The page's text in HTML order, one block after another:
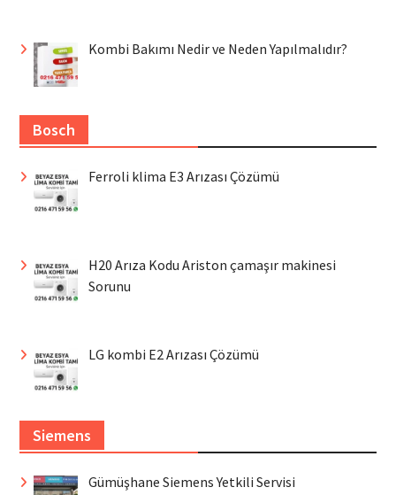
Kombi Bakımı Nedir ve Neden Yapılmalıdır?
Bosch
Ferroli klima E3 Arızası Çözümü
H20 Arıza Kodu Ariston çamaşır makinesi
Sorunu
LG kombi E2 Arızası Çözümü
Siemens
Gümüşhane Siemens Yetkili Servisi